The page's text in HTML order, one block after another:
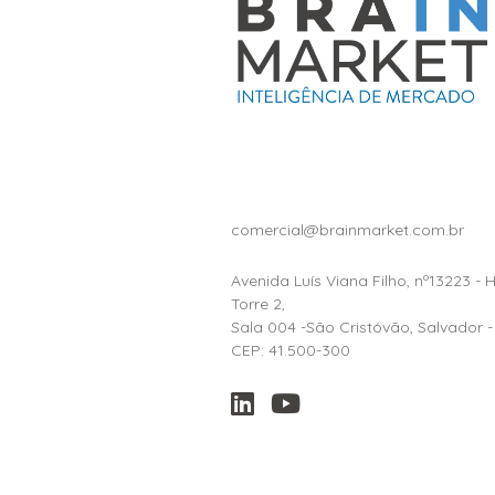
comercial@brainmarket.com.br
Avenida Luís Viana Filho, nº13223 -
Torre 2,
Sala 004 -São Cristóvão, Salvador -
CEP: 41.500-300